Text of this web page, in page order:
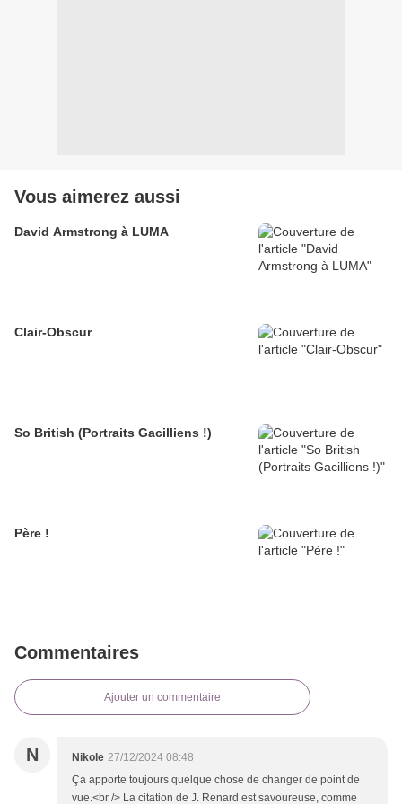
Vous aimerez aussi
David Armstrong à LUMA
Clair-Obscur
So British (Portraits Gacilliens !)
Père !
Commentaires
Ajouter un commentaire
N Nikole 27/12/2024 08:48
Ça apporte toujours quelque chose de changer de point de
vue.<br /> La citation de J. Renard est savoureuse, comme